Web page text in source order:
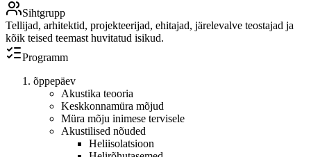
Sihtgrupp
Tellijad, arhitektid, projekteerijad, ehitajad, järelevalve teostajad ja
kõik teised teemast huvitatud isikud.
Programm
õppepäev
Akustika teooria
Keskkonnamüra mõjud
Müra mõju inimese tervisele
Akustilised nõuded
Heliisolatsioon